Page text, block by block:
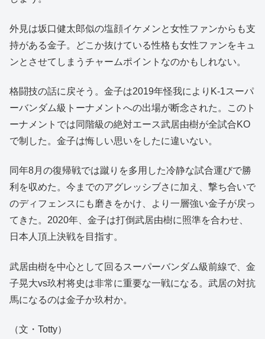
外見は坂口健太郎似の塩顔イケメンと女性ファンからも支
持がある金子。どこか抜けている性格も女性ファンをキュ
ンとさせてしまうチャームポイントなのかもしれない。
格闘技の話に戻そう。金子は2019年怪我によりK-1スーパ
ーバンダム級トーナメントへの出場が断念された。このト
ーナメントでは同階級の絶対エース武居由樹が全試合KO
で制した。金子は悔しい思いをしたに違いない。
同年8月の復帰戦では蹴りを多用した冷静な試合運びで勝
利を収めた。今までのアグレッシブさに加え、撃ち合いで
のディフェンスにも磨きをかけ、より一層強い金子が戻っ
てきた。2020年、金子は打倒武居由樹に照準を合わせ、
日本人頂上決戦を目指す。
武居由樹を中心として回るスーパーバンダム級前線で、金
子晃大vs玖村将史は非常に重要な一戦になる。武居の対抗
馬になるのは金子か玖村か。
（文・Totty）